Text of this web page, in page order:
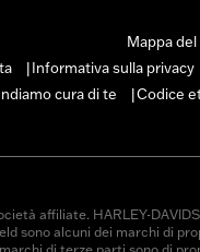
Mappa
Informativa sulla privacy
cura di te
Codice
affiliate. HARLEY-
sono alcuni dei marchi di